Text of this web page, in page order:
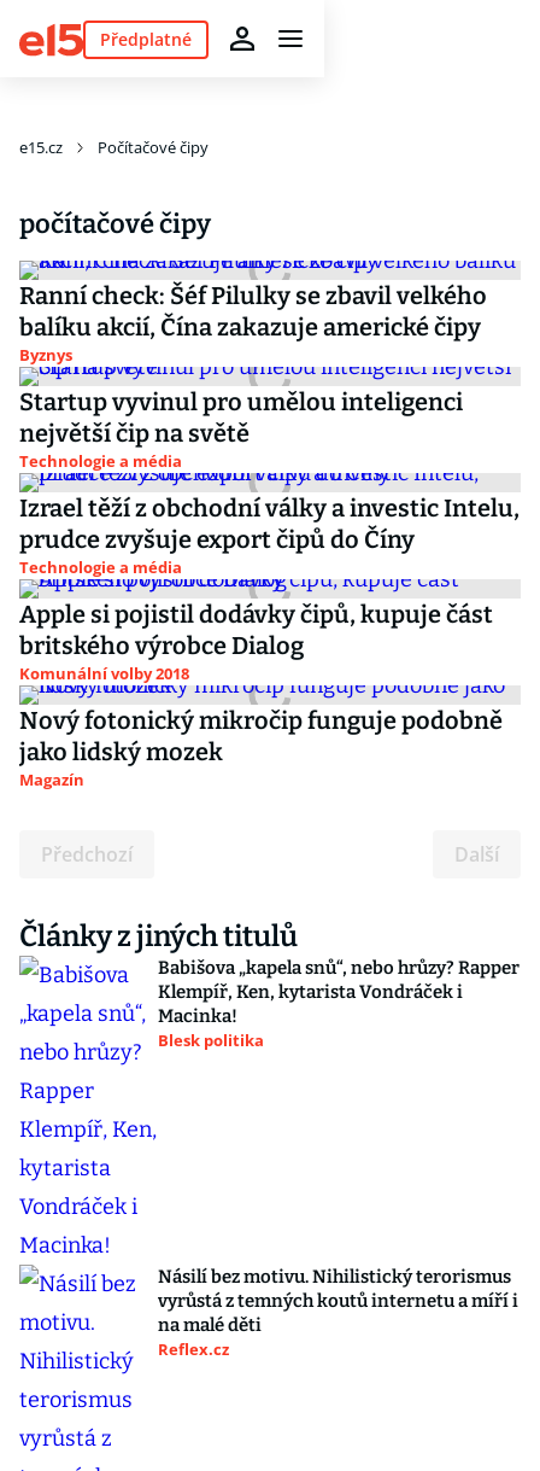
Předplatné
e15.cz Počítačové čipy
počítačové čipy
Ranní check: Šéf Pilulky se zbavil velkého
balíku akcií, Čína zakazuje americké čipy
Byznys
Startup vyvinul pro umělou inteligenci
největší čip na světě
Technologie a média
Izrael těží z obchodní války a investic Intelu,
prudce zvyšuje export čipů do Číny
Technologie a média
Apple si pojistil dodávky čipů, kupuje část
britského výrobce Dialog
Komunální volby 2018
Nový fotonický mikročip funguje podobně
jako lidský mozek
Magazín
Předchozí Další
Články z jiných titulů
Babišova „kapela snů“, nebo hrůzy? Rapper
Klempíř, Ken, kytarista Vondráček i
Macinka!
Blesk politika
Násilí bez motivu. Nihilistický terorismus
vyrůstá z temných koutů internetu a míří i
na malé děti
Reflex.cz